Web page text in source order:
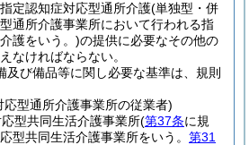
定認知症対応型通所介護(単独型・併
通所介護事業所において行われる指
護をいう。)の提供に必要なその他の
なければならない。
及び備品等に関し必要な基準は、規則
型通所介護事業所の従業者)
型共同生活介護事業所(第37条に規
型共同生活介護事業所をいう。 第31